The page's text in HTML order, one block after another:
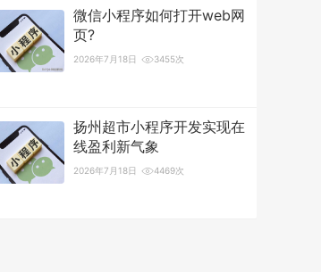
微信小程序如何打开web网
页?
2026年7月18日 3455次
扬州超市小程序开发实现在
线盈利新气象
2026年7月18日 4469次